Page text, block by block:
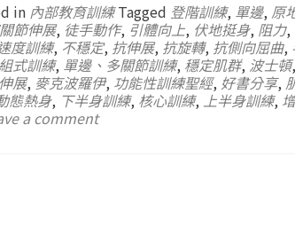
in 內部教育訓練 Tagged 登階訓練, 單邊, 原
節伸展, 徒手動作, 引體向上, 伏地挺身, 阻力,
度訓練, 不穩定, 抗伸展, 抗旋轉, 抗側向屈曲,
式訓練, 單邊、多關節訓練, 穩定肌群, 波士頓,
伸展, 麥克波羅伊, 功能性訓練聖經, 好書分享,
態熱身, 下半身訓練, 核心訓練, 上半身訓練,
a comment